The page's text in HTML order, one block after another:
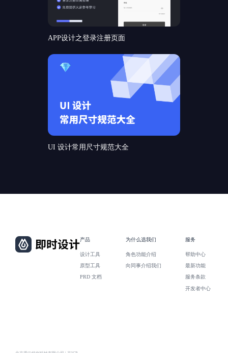
APP设计之登录注册页面
UI 设计常用尺寸规范大全
产品
设计工具
原型工具
PRD 文档
为什么选我们
角色功能介绍
向同事介绍我们
服务
帮助中心
最新功能
服务条款
开发者中心